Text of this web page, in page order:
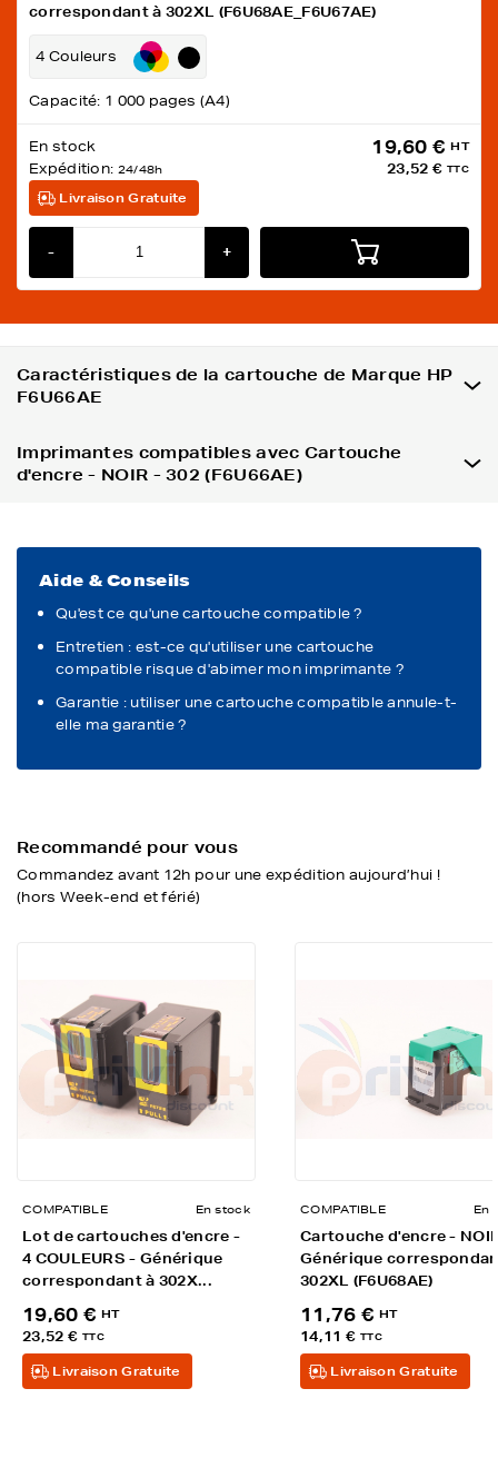
correspondant à 302XL (F6U68AE_F6U67AE)
4 Couleurs
Capacité: 1 000 pages (A4)
En stock
Expédition: 24/48h
19,60 € HT
23,52 € TTC
Livraison Gratuite
- +
Caractéristiques de la cartouche de Marque HP
F6U66AE
Imprimantes compatibles avec Cartouche
d'encre - NOIR - 302 (F6U66AE)
Aide & Conseils
Qu'est ce qu'une cartouche compatible ?
Entretien : est-ce qu'utiliser une cartouche
compatible risque d'abimer mon imprimante ?
Garantie : utiliser une cartouche compatible annule-t-
elle ma garantie ?
Recommandé pour vous
Commandez avant 12h pour une expédition aujourd’hui !
(hors Week-end et férié)
COMPATIBLE En stock
Lot de cartouches d'encre -
4 COULEURS - Générique
correspondant à 302X...
19,60 € HT
23,52 € TTC
Livraison Gratuite
COMPATIBLE En
Cartouche d'encre -
Générique
302XL (F6U68AE)
11,76 € HT
14,11 € TTC
Livraison Gratuite